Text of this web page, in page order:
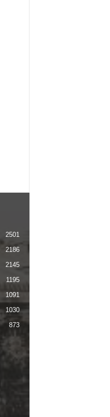
2501
2186
2145
1195
1091
1030
873